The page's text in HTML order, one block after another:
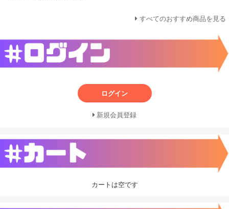
すべてのおすすめ商品を見る
ログイン
新規会員登録
カートは空です